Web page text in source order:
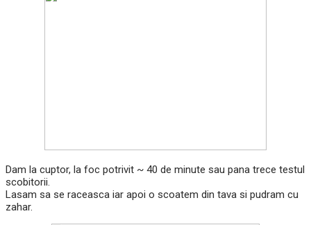
Dam la cuptor, la foc potrivit ~ 40 de minute sau pana trece testul
scobitorii.
Lasam sa se raceasca iar apoi o scoatem din tava si pudram cu
zahar.